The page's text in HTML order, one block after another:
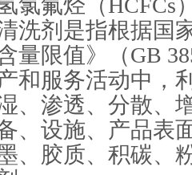
氯氟烃（HCFCs
洗剂是指根据国
量限值》（GB
和服务活动中，
、渗透、分散、
、设施、产品表
、胶质、积碳、